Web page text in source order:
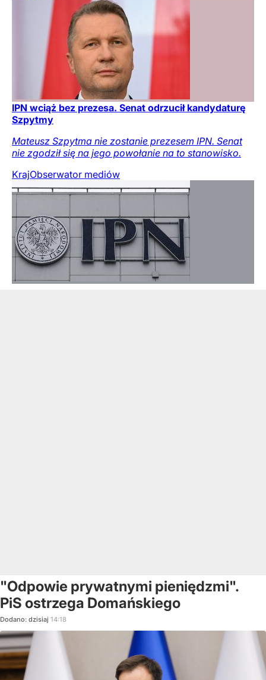
IPN wciąż bez prezesa. Senat odrzucił kandydaturę
Szpytmy
Mateusz Szpytma nie zostanie prezesem IPN. Senat
nie zgodził się na jego powołanie na to stanowisko.
KrajObserwator mediów
"Odpowie prywatnymi pieniędzmi".
PiS ostrzega Domańskiego
Dodano: dzisiaj 14:18